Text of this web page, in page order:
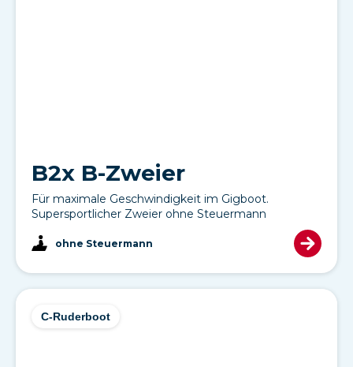
B2x B-Zweier
Für maximale Geschwindigkeit im Gigboot.
Supersportlicher Zweier ohne Steuermann
ohne Steuermann
C-Ruderboot